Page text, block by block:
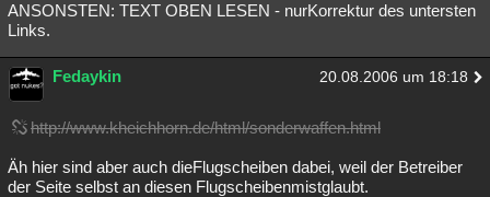
ANSONSTEN: TEXT OBEN LESEN - nurKorrektur des untersten
Links.
Fedaykin 20.08.2006 um 18:18
http://www.kheichhorn.de/html/sonderwaffen.html
Äh hier sind aber auch dieFlugscheiben dabei, weil der Betreiber
der Seite selbst an diesen Flugscheibenmistglaubt.